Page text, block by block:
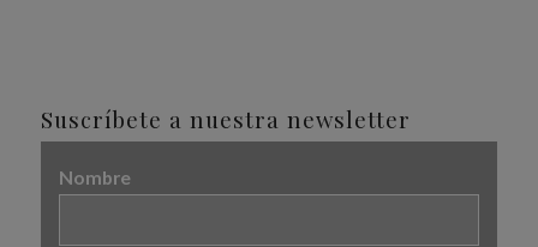
Suscríbete a nuestra newsletter
Nombre